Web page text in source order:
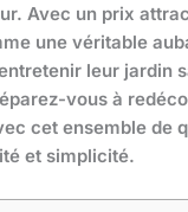
Avec un prix
une véritable
leur jardin
vous à
cet ensemble de
et simplicité.